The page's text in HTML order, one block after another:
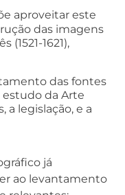
aproveitar este
das imagens
1621),
das fontes
da Arte
a legislação, e a
já
ao levantamento